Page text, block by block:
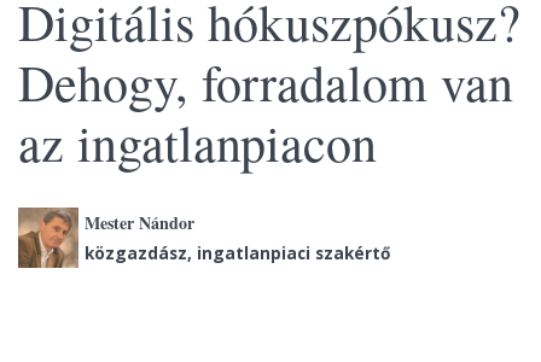
Digitális hókuszpókusz?
Dehogy, forradalom van
az ingatlanpiacon
Mester Nándor
közgazdász, ingatlanpiaci szakértő